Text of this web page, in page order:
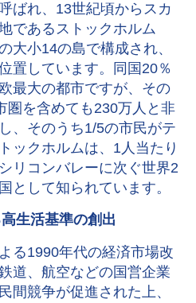
ばれ、13世紀頃からスカ
であるストックホルム
大小14の島で構成され、
置しています。同国20％
最大の都市ですが、その
圏を含めても230万人と非
、そのうち1/5の市民がテ
ックホルムは、1人当たり
リコンバレーに次ぐ世界2
として知られています。
生活基準の創出
る1990年代の経済市場改
道、航空などの国営企業
間競争が促進された上、